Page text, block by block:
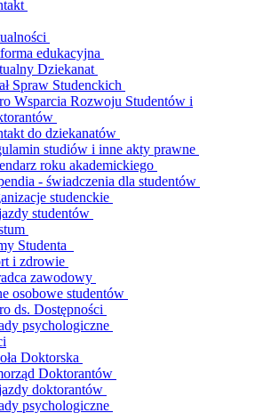
edukacyjna
Dziekanat
Spraw Studenckich
Wsparcia Rozwoju Studentów i
do dziekanatów
studiów i inne akty prawne
roku akademickiego
- świadczenia dla studentów
studenckie
studentów
Studenta
i zdrowie
zawodowy
osobowe studentów
ds. Dostępności
psychologiczne
Doktorska
Doktorantów
doktorantów
psychologiczne